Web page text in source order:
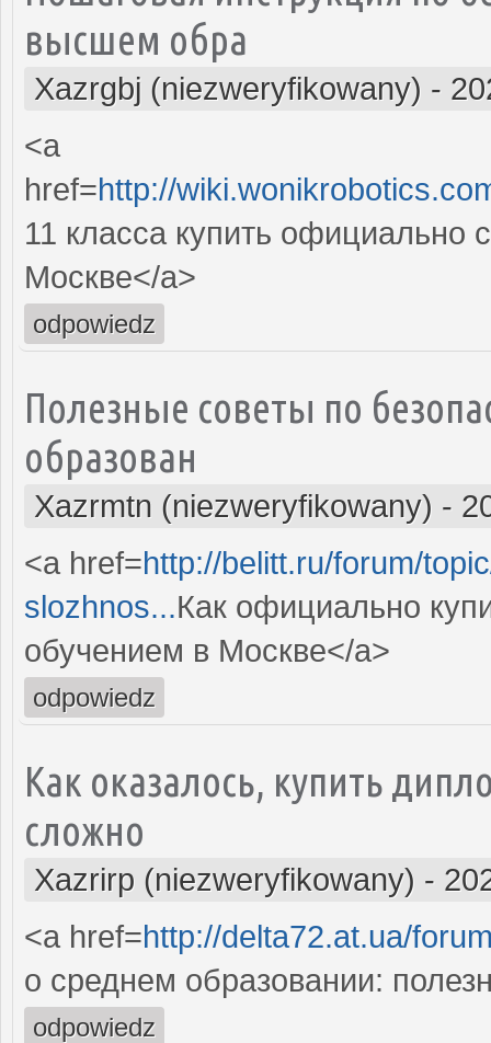
высшем обра
Xazrgbj (niezweryfikowany) -
<a
href=http://
11 класса купить
Москве</a>
odpowiedz
Полезные советы по
образован
Xazrmtn (niezweryfikowany) -
<a href=http://belitt.ru/forum/
slozhnos...Как официально
обучением в Москве</a>
odpowiedz
Как оказалось, купить
сложно
Xazrirp (niezweryfikowany) -
<a href=http://delta72.at.ua/
о среднем образовании:
odpowiedz